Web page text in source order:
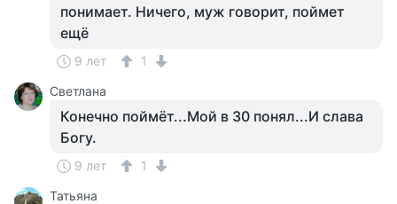
понимает. Ничего, муж говорит, поймет
ещё
9 лет
1
Светлана
Конечно поймёт...Мой в 30 понял...И слава
Богу.
9 лет
1
Татьяна